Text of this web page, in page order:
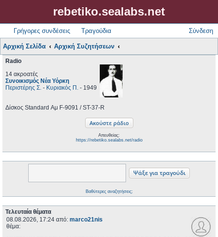
rebetiko.sealabs.net
Γρήγορες συνδέσεις Τραγούδια Σύνδεση
Αρχική Σελίδα Αρχική Συζητήσεων
Radio
14 ακροατές
Συνοικισμός Νέα Υόρκη
Περιστέρης Σ. - Κυριακός Π. - 1949
Δίσκος Standard Αμ F-9091 / ST-37-R
Απευθείας:
https://rebetiko.sealabs.net/radio
Βαθύτερες αναζητήσεις;
Τελευταία θέματα
08.08.2026, 17:24 από: marco21nis
θέμα: